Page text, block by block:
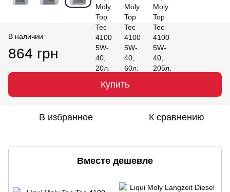
В наличии
864 грн
Купить
В избранное К сравнению
Вместе дешевле